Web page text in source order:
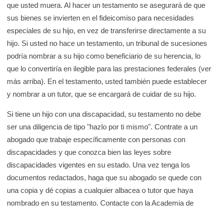
que usted muera. Al hacer un testamento se asegurará de que
sus bienes se invierten en el fideicomiso para necesidades
especiales de su hijo, en vez de transferirse directamente a su
hijo. Si usted no hace un testamento, un tribunal de sucesiones
podría nombrar a su hijo como beneficiario de su herencia, lo
que lo convertiría en ilegible para las prestaciones federales (ver
más arriba). En el testamento, usted también puede establecer
y nombrar a un tutor, que se encargará de cuidar de su hijo.
Si tiene un hijo con una discapacidad, su testamento no debe
ser una diligencia de tipo "hazlo por ti mismo". Contrate a un
abogado que trabaje específicamente con personas con
discapacidades y que conozca bien las leyes sobre
discapacidades vigentes en su estado. Una vez tenga los
documentos redactados, haga que su abogado se quede con
una copia y dé copias a cualquier albacea o tutor que haya
nombrado en su testamento. Contacte con la Academia de